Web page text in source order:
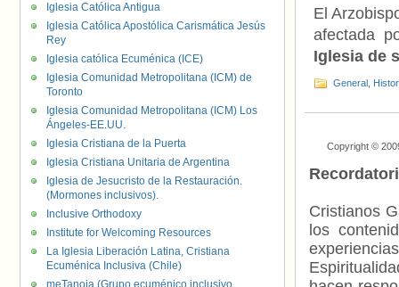
El
afectada
Iglesia de
General
Copyright ©
Cristianos
los
Iglesia Católica Antigua
Iglesia Católica Apostólica Carismática Jesús
Rey
Iglesia católica Ecuménica (ICE)
Iglesia Comunidad Metropolitana (ICM) de
Toronto
Iglesia Comunidad Metropolitana (ICM) Los
Ángeles-EE.UU.
Iglesia Cristiana de la Puerta
Iglesia Cristiana Unitaria de Argentina
Iglesia de Jesucristo de la Restauración.
(Mormones inclusivos).
Inclusive Orthodoxy
Institute for Welcoming Resources
La Iglesia Liberación Latina, Cristiana
Ecuménica Inclusiva (Chile)
meTanoia (Grupo ecuménico inclusivo,